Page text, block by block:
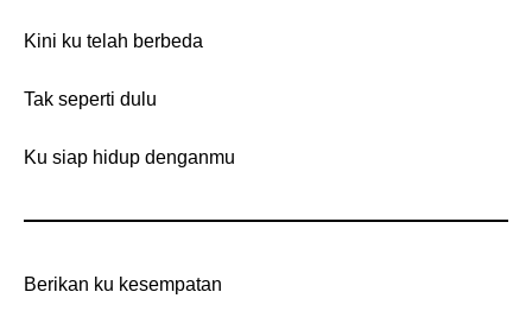
Kini ku telah berbeda
Tak seperti dulu
Ku siap hidup denganmu
Berikan ku kesempatan